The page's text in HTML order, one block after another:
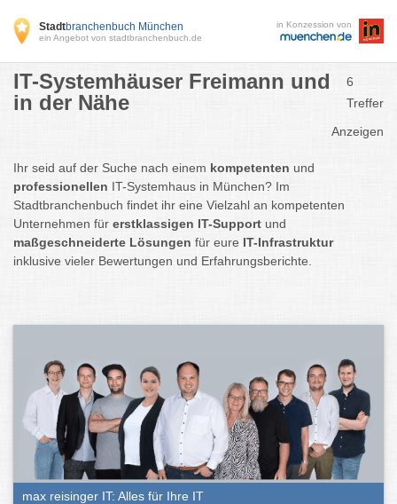
Stadtbranchenbuch München
ein Angebot von stadtbranchenbuch.de
in Konzession von
IT-Systemhäuser Freimann und
in der Nähe
6
Treffer
Anzeigen
Ihr seid auf der Suche nach einem kompetenten und
professionellen IT-Systemhaus in München? Im
Stadtbranchenbuch findet ihr eine Vielzahl an kompetenten
Unternehmen für erstklassigen IT-Support und
maßgeschneiderte Lösungen für eure IT-Infrastruktur
inklusive vieler Bewertungen und Erfahrungsberichte.
max reisinger IT: Alles für Ihre IT